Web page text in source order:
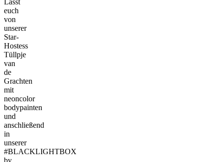
euch
von
unserer
Star-
Hostess
Tüllpje
van
de
Grachten
mit
neoncolor
bodypainten
und
anschließend
in
unserer
#BLACKLIGHTBOX
by